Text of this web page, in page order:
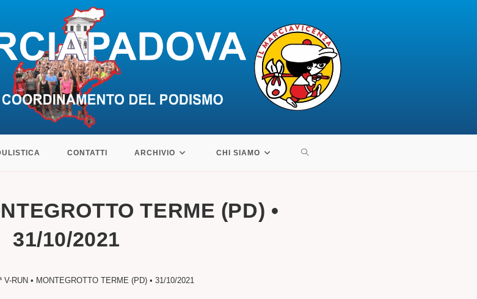
CONTATTI ARCHIVIO CHI SIAMO ATTIVA/DISATTIVA
TERME (PD) •
31/10/2021
V-RUN • MONTEGROTTO TERME (PD) • 31/10/2021